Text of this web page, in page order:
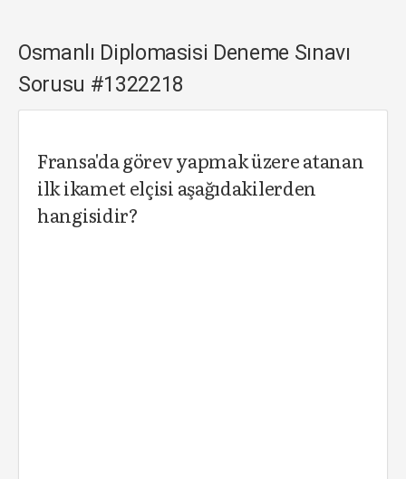
Osmanlı Diplomasisi Deneme Sınavı
Sorusu #1322218
Fransa'da görev yapmak üzere atanan
ilk ikamet elçisi aşağıdakilerden
hangisidir?